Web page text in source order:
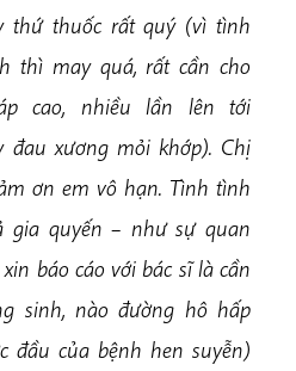
thứ thuốc rất quý (vì tình
thì may quá, rất cần cho
cao, nhiều lần lên tới
đau xương mỏi khớp). Chị
ơn em vô hạn. Tình tình
gia quyến – như sự quan
báo cáo với bác sĩ là cần
sinh, nào đường hô hấp
đầu của bệnh hen suyễn)